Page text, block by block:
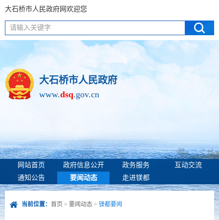
大石桥市人民政府网欢迎您
请输入关键字
大石桥市人民政府
www.dsq.gov.cn
网站首页 政府信息公开 政务服务
互动交流
通知公告
要闻动态 走进镁都
当前位置： 首页 > 要闻动态 > 镁都要闻